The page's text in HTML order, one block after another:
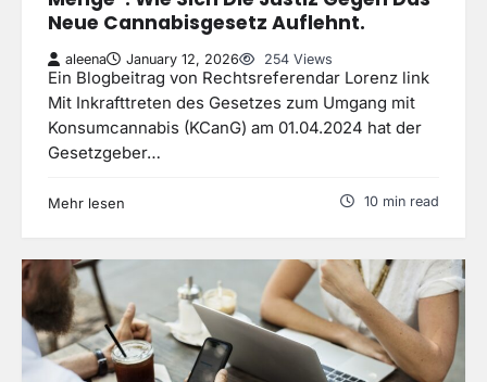
Neue Cannabisgesetz Auflehnt.
aleena January 12, 2026 254 Views
Ein Blogbeitrag von Rechtsreferendar Lorenz link
Mit Inkrafttreten des Gesetzes zum Umgang mit
Konsumcannabis (KCanG) am 01.04.2024 hat der
Gesetzgeber…
Mehr lesen 10 min read